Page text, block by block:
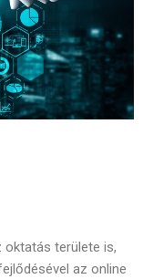
oktatás területe is,
az online